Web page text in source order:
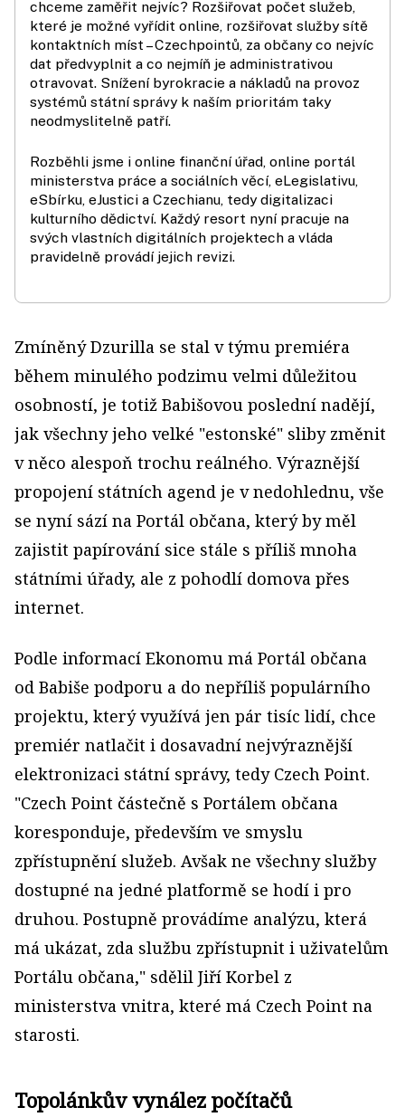
chceme zaměřit nejvíc? Rozšiřovat počet služeb,
které je možné vyřídit online, rozšiřovat služby sítě
kontaktních míst – Czechpointů, za občany co nejvíc
dat předvyplnit a co nejmíň je administrativou
otravovat. Snížení byrokracie a nákladů na provoz
systémů státní správy k naším prioritám taky
neodmyslitelně patří.
Rozběhli jsme i online finanční úřad, online portál
ministerstva práce a sociálních věcí, eLegislativu,
eSbírku, eJustici a Czechianu, tedy digitalizaci
kulturního dědictví. Každý resort nyní pracuje na
svých vlastních digitálních projektech a vláda
pravidelně provádí jejich revizi.
Zmíněný Dzurilla se stal v týmu premiéra
během minulého podzimu velmi důležitou
osobností, je totiž Babišovou poslední nadějí,
jak všechny jeho velké "estonské" sliby změnit
v něco alespoň trochu reálného. Výraznější
propojení státních agend je v nedohlednu, vše
se nyní sází na Portál občana, který by měl
zajistit papírování sice stále s příliš mnoha
státními úřady, ale z pohodlí domova přes
internet.
Podle informací Ekonomu má Portál občana
od Babiše podporu a do nepříliš populárního
projektu, který využívá jen pár tisíc lidí, chce
premiér natlačit i dosavadní nejvýraznější
elektronizaci státní správy, tedy Czech Point.
"Czech Point částečně s Portálem občana
koresponduje, především ve smyslu
zpřístupnění služeb. Avšak ne všechny služby
dostupné na jedné platformě se hodí i pro
druhou. Postupně provádíme analýzu, která
má ukázat, zda službu zpřístupnit i uživatelům
Portálu občana," sdělil Jiří Korbel z
ministerstva vnitra, které má Czech Point na
starosti.
Topolánkův vynález počítačů